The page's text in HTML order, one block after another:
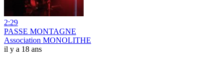
2:29
PASSE MONTAGNE
Association MONOLITHE
il y a 18 ans